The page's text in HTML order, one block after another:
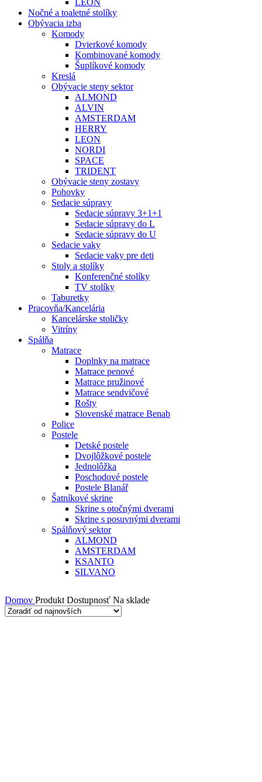
Nočné a toaletné stolíky
Obývacia izba
Komody
Dvierkové komody
Kombinované komody
Šuplíkové komody
Kreslá
Obývacie steny sektor
ALMOND
ALVIN
AMSTERDAM
HERRY
LEON
NORDI
SPACE
TRIDENT
Obývacie steny zostavy
Pohovky
Sedacie súpravy
Sedacie súpravy 3+1+1
Sedacie súpravy do L
Sedacie súpravy do U
Sedacie vaky
Sedacie vaky pre deti
Stoly a stolíky
Konferenčné stolíky
TV stolíky
Taburetky
Pracovňa/Kancelária
Kancelárske stoličky
Vitríny
Spálňa
Matrace
Doplnky na matrace
Matrace penové
Matrace pružinové
Matrace sendvičové
Rošty
Slovenské matrace Benab
Police
Postele
Detské postele
Dvojlôžkové postele
Jednolôžka
Poschodové postele
Postele Blanář
Šatníkové skrine
Skrine s otočnými dverami
Skrine s posuvnými dverami
Spálňový sektor
ALMOND
AMSTERDAM
KSANTO
SILVANO
Domov Produkt Dostupnosť Na sklade